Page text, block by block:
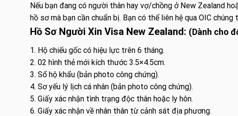
Nếu bạn đang có người thân hay vợ/chồng ở New Zealand
hồ sơ mà bạn cần chuẩn bị. Bạn có thể liên hệ qua OIC
Hồ Sơ Người Xin Visa New Zealand: (Dành cho
1. Hộ chiếu gốc có hiệu lực trên 6 tháng.
2. 02 hình thẻ mới kích thước 3.5×4.5cm.
3. Sổ hộ khẩu (bản photo công chứng).
4. Sơ yếu lý lịch cá nhân (bản photo công chứng).
5. Giấy xác nhận tình trạng độc thân hoặc ly hôn.
6. Giấy xác nhận về nhân thân từ cảnh sát địa phương.